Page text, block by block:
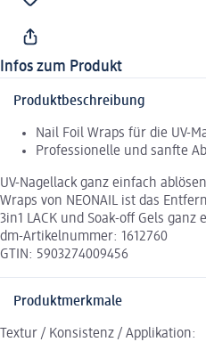
Infos zum Produkt
Produktbeschreibung
Nail Foil Wraps für die UV-
Professionelle und sanfte
UV-Nagellack ganz einfach
Wraps von NEONAIL ist das
3in1 LACK und Soak-off Gels
dm-Artikelnummer: 1612760
GTIN: 5903274009456
Produktmerkmale
Textur / Konsistenz / Applikation: